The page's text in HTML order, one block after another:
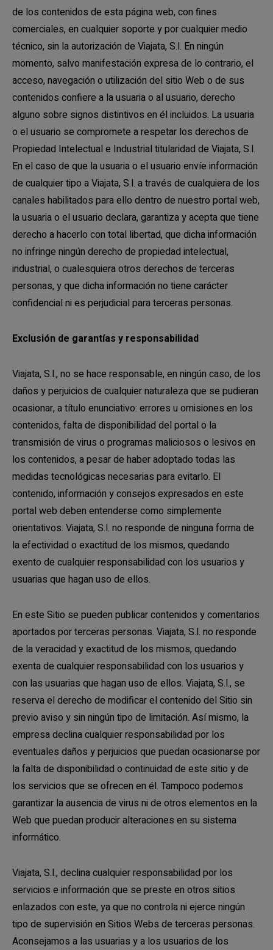
de los contenidos de esta página web, con fines
comerciales, en cualquier soporte y por cualquier medio
técnico, sin la autorización de Viajata, S.l. En ningún
momento, salvo manifestación expresa de lo contrario, el
acceso, navegación o utilización del sitio Web o de sus
contenidos confiere a la usuaria o al usuario, derecho
alguno sobre signos distintivos en él incluidos. La usuaria
o el usuario se compromete a respetar los derechos de
Propiedad Intelectual e Industrial titularidad de Viajata, S.l.
En el caso de que la usuaria o el usuario envíe información
de cualquier tipo a Viajata, S.l. a través de cualquiera de los
canales habilitados para ello dentro de nuestro portal web,
la usuaria o el usuario declara, garantiza y acepta que tiene
derecho a hacerlo con total libertad, que dicha información
no infringe ningún derecho de propiedad intelectual,
industrial, o cualesquiera otros derechos de terceras
personas, y que dicha información no tiene carácter
confidencial ni es perjudicial para terceras personas.
Exclusión de garantías y responsabilidad
Viajata, S.l., no se hace responsable, en ningún caso, de los
daños y perjuicios de cualquier naturaleza que se pudieran
ocasionar, a título enunciativo: errores u omisiones en los
contenidos, falta de disponibilidad del portal o la
transmisión de virus o programas maliciosos o lesivos en
los contenidos, a pesar de haber adoptado todas las
medidas tecnológicas necesarias para evitarlo. El
contenido, información y consejos expresados en este
portal web deben entenderse como simplemente
orientativos. Viajata, S.l. no responde de ninguna forma de
la efectividad o exactitud de los mismos, quedando
exento de cualquier responsabilidad con los usuarios y
usuarias que hagan uso de ellos.
En este Sitio se pueden publicar contenidos y comentarios
aportados por terceras personas. Viajata, S.l. no responde
de la veracidad y exactitud de los mismos, quedando
exenta de cualquier responsabilidad con los usuarios y
con las usuarias que hagan uso de ellos. Viajata, S.l., se
reserva el derecho de modificar el contenido del Sitio sin
previo aviso y sin ningún tipo de limitación. Así mismo, la
empresa declina cualquier responsabilidad por los
eventuales daños y perjuicios que puedan ocasionarse por
la falta de disponibilidad o continuidad de este sitio y de
los servicios que se ofrecen en él. Tampoco podemos
garantizar la ausencia de virus ni de otros elementos en la
Web que puedan producir alteraciones en su sistema
informático.
Viajata, S.l., declina cualquier responsabilidad por los
servicios e información que se preste en otros sitios
enlazados con este, ya que no controla ni ejerce ningún
tipo de supervisión en Sitios Webs de terceras personas.
Aconsejamos a las usuarias y a los usuarios de los